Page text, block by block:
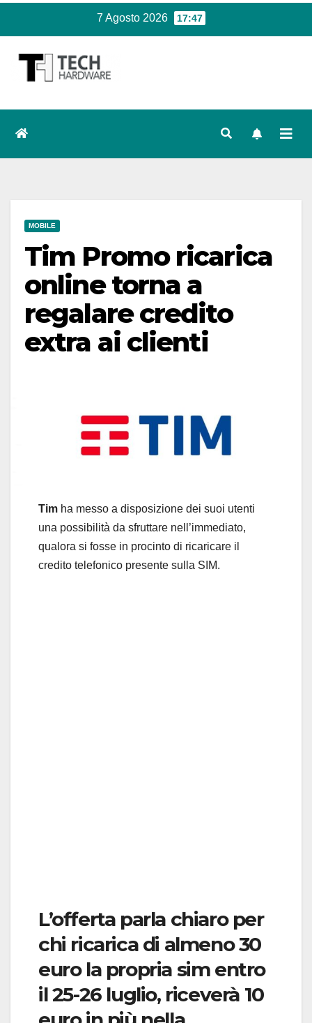
contenuto
7 Agosto 2026 17:47
MOBILE
Tim Promo ricarica
online torna a
regalare credito
extra ai clienti
Tim ha messo a disposizione dei suoi utenti
una possibilità da sfruttare nell’immediato,
qualora si fosse in procinto di ricaricare il
credito telefonico presente sulla SIM.
L’offerta parla chiaro per
chi ricarica di almeno 30
euro la propria sim entro
il 25-26 luglio, riceverà 10